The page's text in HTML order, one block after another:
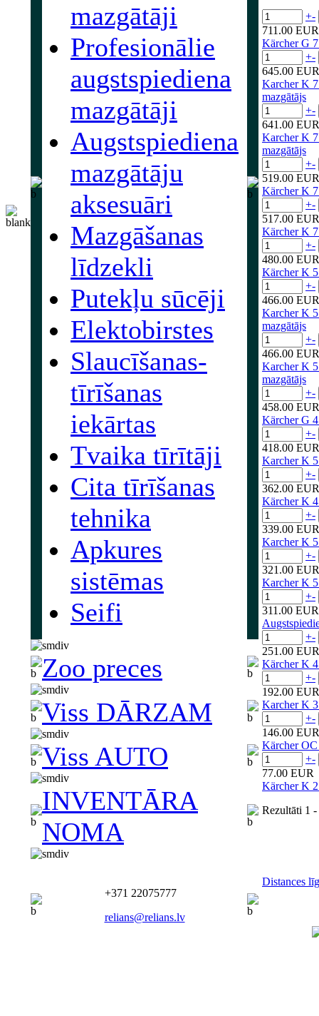
mazgātāji
Profesionālie
augstspiediena
mazgātāji
Augstspiediena
mazgātāju
aksesuāri
Mazgāšanas
līdzekli
Putekļu sūcēji
Elektobirstes
Slaucīšanas-
tīrīšanas
iekārtas
Tvaika tīrītāji
Cita tīrīšanas
tehnika
Apkures
sistēmas
Seifi
Zoo preces
Viss DĀRZAM
Viss AUTO
INVENTĀRA
NOMA
+371 22075777
relians@relians.lv
+-
711.00 EUR
Kärcher G
+-
645.00 EUR
Karcher K
mazgātājs
+-
641.00 EUR
Karcher K
mazgātājs
+-
519.00 EUR
Kärcher K 7
+-
517.00 EUR
Kärcher K 7
+-
480.00 EUR
Kärcher K 5
+-
466.00 EUR
Karcher K
mazgātājs
+-
466.00 EUR
Karcher K
mazgātājs
+-
458.00 EUR
Kärcher G
+-
418.00 EUR
Karcher K 5
+-
362.00 EUR
Kärcher K
+-
339.00 EUR
Karcher K 5
+-
321.00 EUR
Karcher K 5
+-
311.00 EUR
+-
251.00 EUR
Kärcher K 4
+-
192.00 EUR
Karcher K 3
+-
146.00 EUR
Kärcher OC
+-
77.00 EUR
Kärcher K 2
Rezultāti 1
Distances